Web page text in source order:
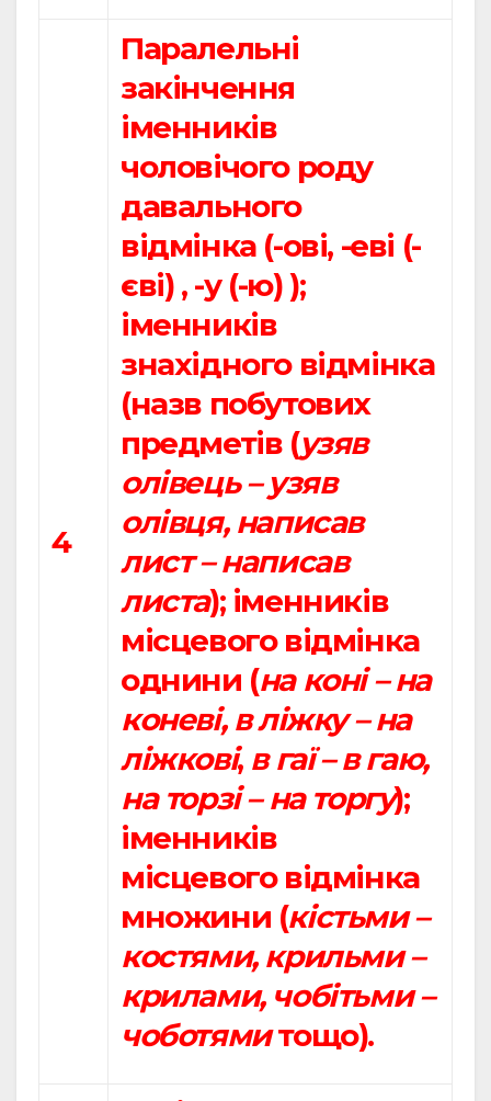
4
Паралельні
закінчення
іменників
чоловічого роду
давального
відмінка (-ові, -еві (-
єві) , -у (-ю) );
іменників
знахідного відмінка
(назв побутових
предметів (узяв
олівець – узяв
олівця, написав
лист – написав
листа); іменників
місцевого відмінка
однини (на коні – на
коневі, в ліжку – на
ліжкові, в гаї – в гаю,
на торзі – на торгу);
іменників
місцевого відмінка
множини (кістьми –
костями, крильми –
крилами, чобітьми –
чоботямитощо).